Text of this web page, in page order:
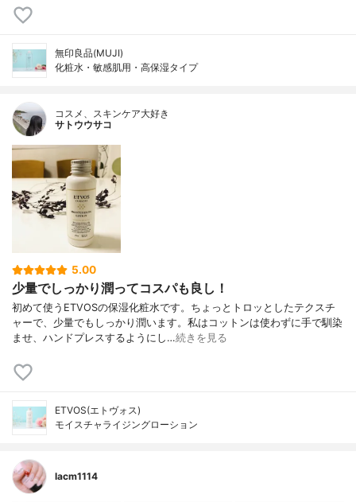
無印良品(MUJI)
化粧水・敏感肌用・高保湿タイプ
コスメ、スキンケア大好き
サトウウサコ
5.00
少量でしっかり潤ってコスパも良し！
初めて使うETVOSの保湿化粧水です。ちょっとトロッとしたテクスチ
ャーで、少量でもしっかり潤います。私はコットンは使わずに手で馴染
ませ、ハンドプレスするようにし…続きを見る
ETVOS(エトヴォス)
モイスチャライジングローション
lacm1114